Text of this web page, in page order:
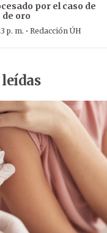
por el caso de
oro
p. m. · Redacción ÚH